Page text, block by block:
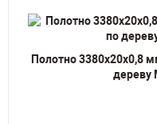
Полотно 3380х20х0,8
дереву